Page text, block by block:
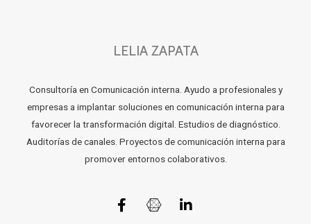
LELIA ZAPATA
Consultoría en Comunicación interna. Ayudo a profesionales y
empresas a implantar soluciones en comunicación interna para
favorecer la transformación digital. Estudios de diagnóstico.
Auditorías de canales. Proyectos de comunicación interna para
promover entornos colaborativos.